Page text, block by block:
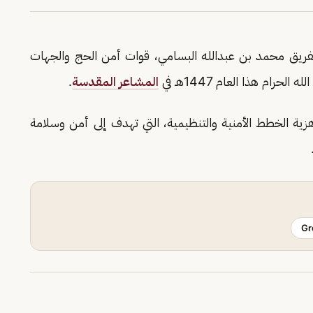
محمد بن عبدالله البسامي، قوات أمن الحج والجهات
هذا العام 1447هـ في
المشاعر المقدسة.
الخطط الأمنية والتنظيمية، التي تهدف إلى أمن وسلامة